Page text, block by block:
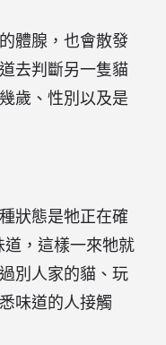
體腺，也會散發
去判斷另一隻貓
歲、性別以及是
狀態是牠正在確
，這樣一來牠就
別人家的貓、玩
味道的人接觸